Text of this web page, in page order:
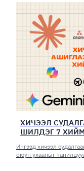
ХИЧЭЭЛ
ШИЛДЭГ 7
Ингээд хичээл
оюун ухааныг